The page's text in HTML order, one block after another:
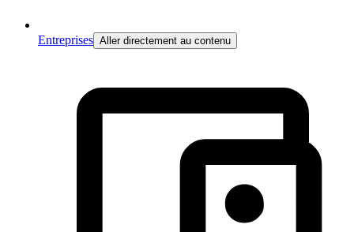
Entreprises Aller directement au contenu